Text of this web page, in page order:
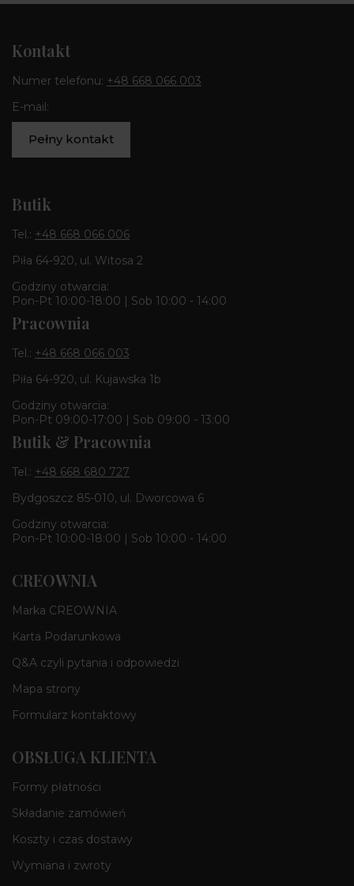
Kontakt
Numer telefonu: +48 668 066 003
E-mail:
Pełny kontakt
Butik
Tel.: +48 668 066 006
Piła 64-920, ul. Witosa 2
Godziny otwarcia:
Pon-Pt 10:00-18:00 | Sob 10:00 - 14:00
Pracownia
Tel.: +48 668 066 003
Piła 64-920, ul. Kujawska 1b
Godziny otwarcia:
Pon-Pt 09:00-17:00 | Sob 09:00 - 13:00
Butik & Pracownia
Tel.: +48 668 680 727
Bydgoszcz 85-010, ul. Dworcowa 6
Godziny otwarcia:
Pon-Pt 10:00-18:00 | Sob 10:00 - 14:00
CREOWNIA
Marka CREOWNIA
Karta Podarunkowa
Q&A czyli pytania i odpowiedzi
Mapa strony
Formularz kontaktowy
OBSŁUGA KLIENTA
Formy płatności
Składanie zamówień
Koszty i czas dostawy
Wymiana i zwroty